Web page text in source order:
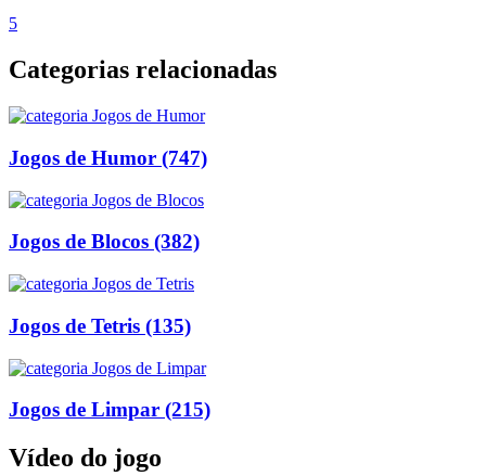
5
Categorias relacionadas
Jogos de Humor (747)
Jogos de Blocos (382)
Jogos de Tetris (135)
Jogos de Limpar (215)
Vídeo do jogo